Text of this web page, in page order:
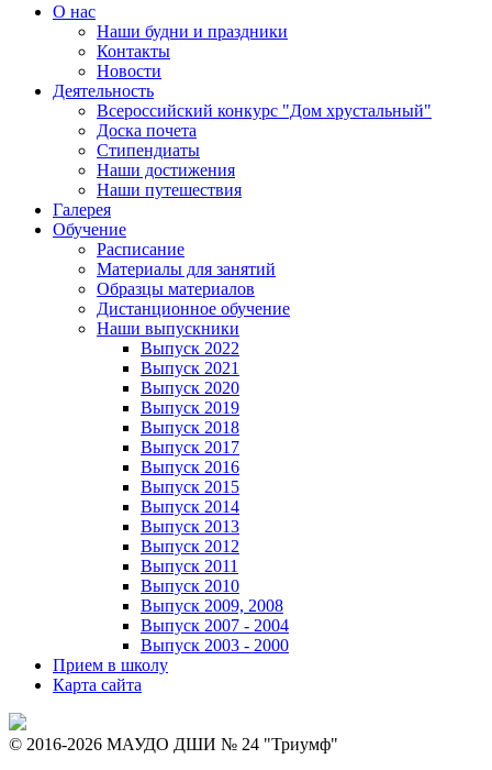
О нас
Наши будни и праздники
Контакты
Новости
Деятельность
Всероссийский конкурс "Дом хрустальный"
Доска почета
Стипендиаты
Наши достижения
Наши путешествия
Галерея
Обучение
Расписание
Материалы для занятий
Образцы материалов
Дистанционное обучение
Наши выпускники
Выпуск 2022
Выпуск 2021
Выпуск 2020
Выпуск 2019
Выпуск 2018
Выпуск 2017
Выпуск 2016
Выпуск 2015
Выпуск 2014
Выпуск 2013
Выпуск 2012
Выпуск 2011
Выпуск 2010
Выпуск 2009, 2008
Выпуск 2007 - 2004
Выпуск 2003 - 2000
Прием в школу
Карта сайта
© 2016-2026 МАУДО ДШИ № 24 "Триумф"